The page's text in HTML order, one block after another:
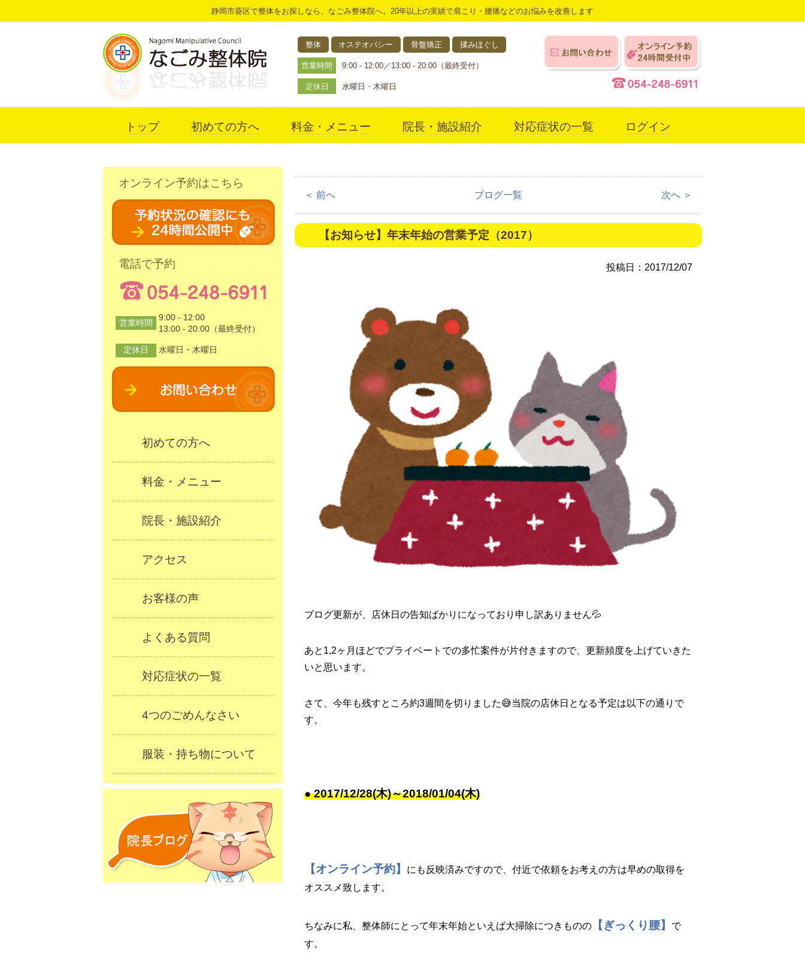
静岡市葵区で整体をお探しなら、なごみ整体院へ。20年以上の実績で肩こり・腰痛などのお悩みを改善します
整体 オステオパシー 骨盤矯正 揉みほぐし
営業時間 9:00 - 12:00／13:00 - 20:00（最終受付）
定休日 水曜日・木曜日
トップ 初めての方へ 料金・メニュー 院長・施設紹介 対応症状の一覧 ログイン
＜ 前へ ブログ一覧 次へ ＞
【お知らせ】年末年始の営業予定（2017）
投稿日：2017/12/07
ブログ更新が、店休日の告知ばかりになっており申し訳ありません💦
あと1,2ヶ月ほどでプライベートでの多忙案件が片付きますので、更新頻度を上げていきた
いと思います。
さて、今年も残すところ約3週間を切りました😅当院の店休日となる予定は以下の通りで
す。
● 2017/12/28(木)～2018/01/04(木)
【オンライン予約】
にも反映済みですので、付近で依頼をお考えの方は早めの取得を
オススメ致します。
ちなみに私、整体師にとって年末年始といえば大掃除につきものの 【ぎっくり腰】
で
す。
オンライン予約はこちら
電話で予約
営業時間
9:00 - 12:00
13:00 - 20:00（最終受付）
定休日 水曜日・木曜日
初めての方へ
料金・メニュー
院長・施設紹介
アクセス
お客様の声
よくある質問
対応症状の一覧
4つのごめんなさい
服装・持ち物について